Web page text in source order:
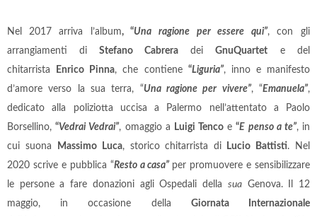
Nel 2017 arriva l’album, “Una ragione per essere qui”, con gli
arrangiamenti di Stefano Cabrera deiGnuQuartet e del
chitarrista
Enrico Pinna, che contiene “Liguria”, inno e manifesto
d’amore verso la sua terra, “Una ragione per vivere”, “Emanuela”,
dedicato alla poliziotta uccisa a Palermo nell’attentato a Paolo
Borsellino,“Vedrai Vedrai”, omaggio a Luigi Tenco e“E penso a te”, in
cui suona
Massimo Luca, storico chitarrista di Lucio Battisti. Nel
2020 scrive e pubblica “Resto a casa” per promuovere e sensibilizzare
le persone a fare donazioni agli Ospedali della suaGenova. Il 12
maggio, in occasione della Giornata Internazionale